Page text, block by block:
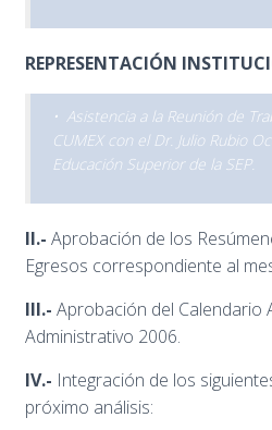
REPRESENTACIÓN
• Asistencia a la Reunión de
CUMEX con el Dr. Julio Rubio
Educación Superior de la SEP.
II.- Aprobación de los
Egresos correspondiente al
III.- Aprobación del Calendario
Administrativo 2006.
IV.- Integración de los
próximo análisis: